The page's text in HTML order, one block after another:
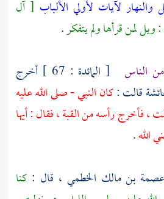
لآيات لأولي الألباب [ آل
.
الناس
[ المائدة : 67 ] أخرج
قالت :كان النبي - صلى الله عليه
فأخرج رأسه من القبة ، فقال : أيها
الله.
عصمة بن مالك الخطمي ، قال : كنا